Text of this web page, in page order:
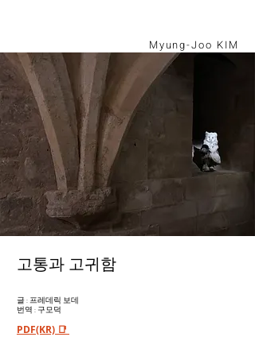
Myung-Joo KIM
고통과 고귀함
글 : 프레데릭 보데
번역 : 구모덕
PDF(KR) 📑